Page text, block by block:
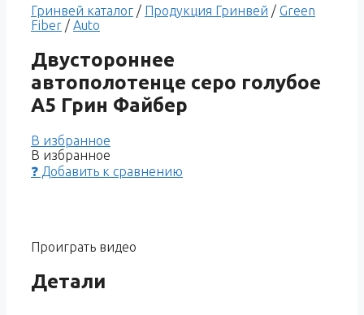
Гринвей каталог / Продукция Гринвей / Green
Fiber / Auto
Двустороннее
автополотенце серо голубое
A5 Грин Файбер
В избранное
В избранное
❓ Добавить к сравнению
Проиграть видео
Детали